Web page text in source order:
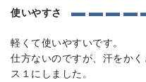
使いやすさ
軽くて使いやすいです。
仕方ないのですが、汗をか
ス１にしました。